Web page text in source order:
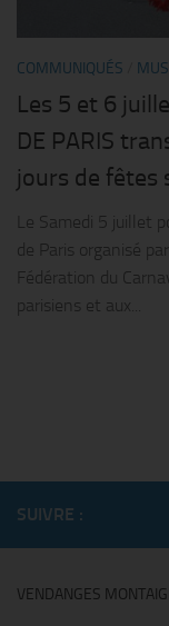
COMMUNIQUÉS
Les 5 et 6
DE PARIS
jours de fêtes
Le Samedi 5 juillet
de Paris organisé
Fédération du
parisiens et aux...
SUIVRE :
VENDANGES